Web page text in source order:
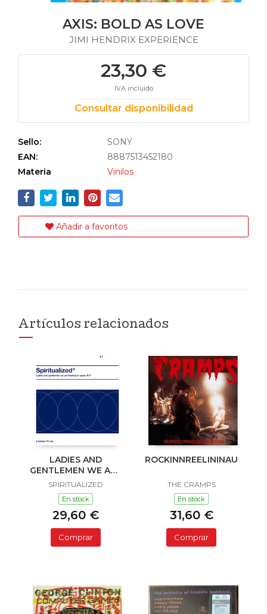
AXIS: BOLD AS LOVE
JIMI HENDRIX EXPERIENCE
23,30 €
IVA incluido
Consultar disponibilidad
Sello:
SONY
EAN:
8887513452180
Materia
Vinilos
Añadir a favoritos
Artículos relacionados
LADIES AND
GENTLEMEN WE ARE
FLOATING IN SPACE
SPIRITUALIZED
En stock
29,60 €
Comprar
THE CRAMPS
En stock
31,60 €
Comprar